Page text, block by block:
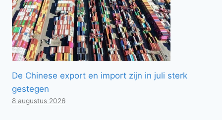
De Chinese export en import zijn in juli sterk
gestegen
8 augustus 2026